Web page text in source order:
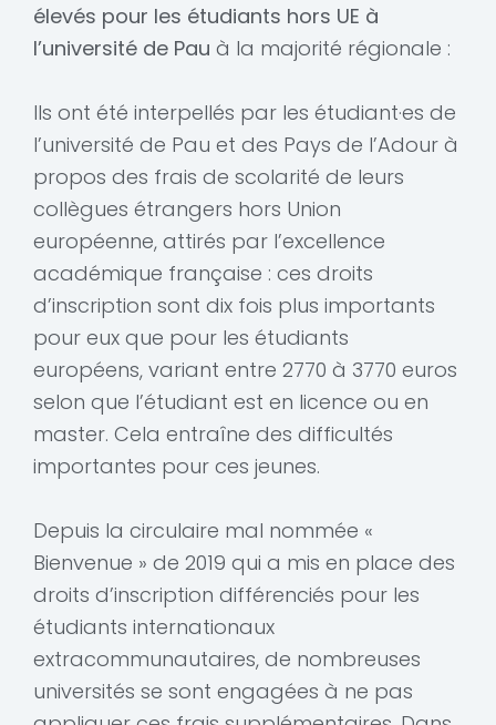
élevés pour les étudiants hors UE à
l’université de Pau à la majorité régionale :
Ils ont été interpellés par les étudiant·es de
l’université de Pau et des Pays de l’Adour à
propos des frais de scolarité de leurs
collègues étrangers hors Union
européenne, attirés par l’excellence
académique française : ces droits
d’inscription sont dix fois plus importants
pour eux que pour les étudiants
européens, variant entre 2770 à 3770 euros
selon que l’étudiant est en licence ou en
master. Cela entraîne des difficultés
importantes pour ces jeunes.
Depuis la circulaire mal nommée «
Bienvenue » de 2019 qui a mis en place des
droits d’inscription différenciés pour les
étudiants internationaux
extracommunautaires, de nombreuses
universités se sont engagées à ne pas